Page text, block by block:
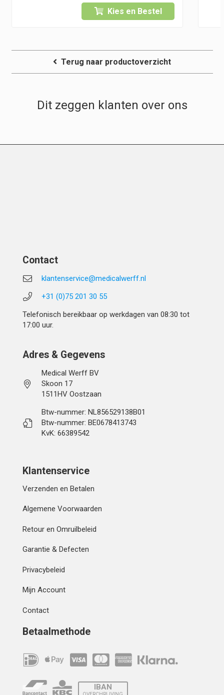
Kies en Bestel
Terug naar productoverzicht
Dit zeggen klanten over ons
Contact
klantenservice@medicalwerff.nl
+31 (0)75 201 30 55
Telefonisch bereikbaar op werkdagen van 08:30 tot
17:00 uur.
Adres & Gegevens
Medical Werff BV
Skoon 17
1511HV Oostzaan
Btw-nummer: NL856529138B01
Btw-nummer: BE0678413743
KvK: 66389542
Klantenservice
Verzenden en Betalen
Algemene Voorwaarden
Retour en Omruilbeleid
Garantie & Defecten
Privacybeleid
Mijn Account
Contact
Betaalmethode
IBAN